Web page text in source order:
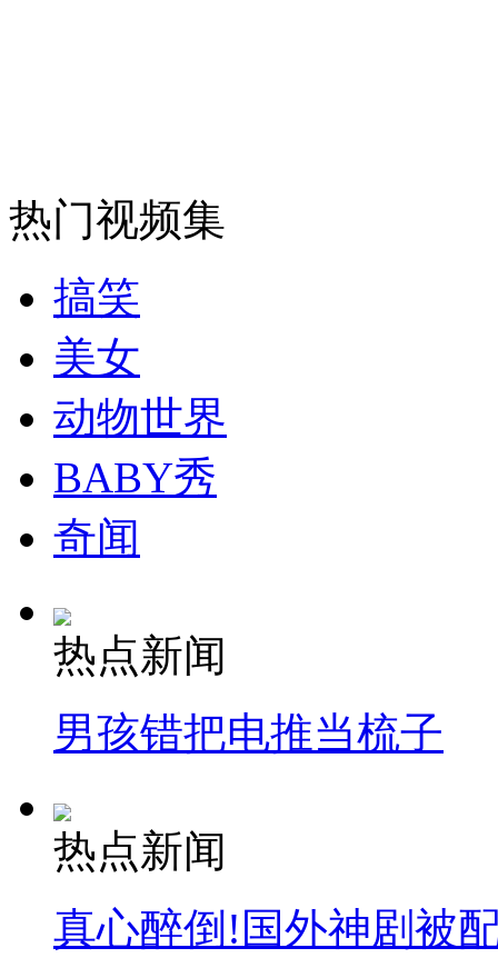
女孩北京地铁殴打老人 痛下狠手拳打脚踢
无痛分娩是否安全 医生回应
外交部：反对强权政治霸凌主义
安徽一实载49人客车翻车
热门视频集
搞笑
美女
动物世界
BABY秀
奇闻
热点新闻
男孩错把电推当梳子
热点新闻
真心醉倒!国外神剧被